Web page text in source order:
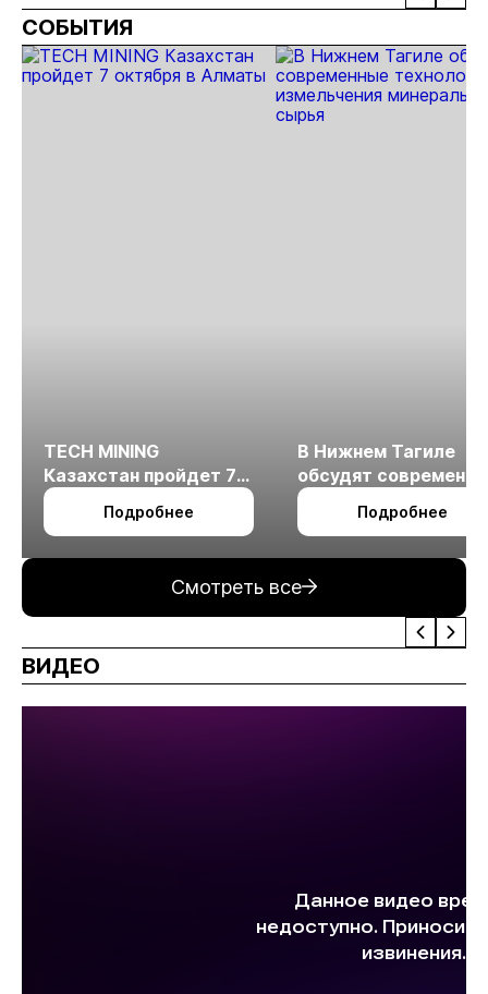
Якутии
Якутии
СОБЫТИЯ
TECH MINING
Казахстан пройдет 7
октября в Алматы
Подробнее
В Нижнем Тагиле
обсудят
технологии
измельчения
Подробнее
Смотреть все
ВИДЕО